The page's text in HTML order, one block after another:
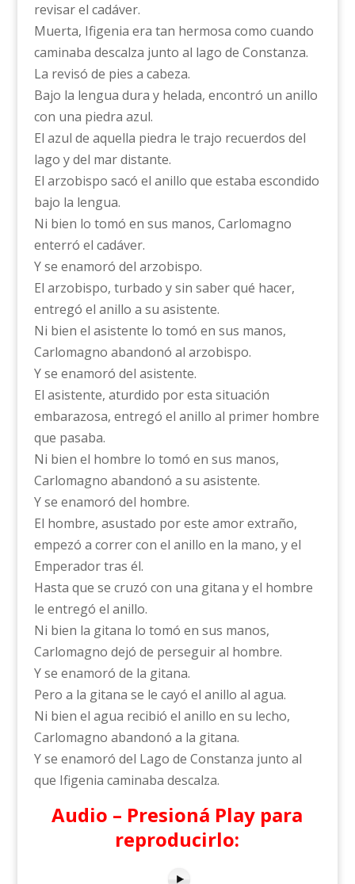
revisar el cadáver.
Muerta, Ifigenia era tan hermosa como cuando
caminaba descalza junto al lago de Constanza.
La revisó de pies a cabeza.
Bajo la lengua dura y helada, encontró un anillo
con una piedra azul.
El azul de aquella piedra le trajo recuerdos del
lago y del mar distante.
El arzobispo sacó el anillo que estaba escondido
bajo la lengua.
Ni bien lo tomó en sus manos, Carlomagno
enterró el cadáver.
Y se enamoró del arzobispo.
El arzobispo, turbado y sin saber qué hacer,
entregó el anillo a su asistente.
Ni bien el asistente lo tomó en sus manos,
Carlomagno abandonó al arzobispo.
Y se enamoró del asistente.
El asistente, aturdido por esta situación
embarazosa, entregó el anillo al primer hombre
que pasaba.
Ni bien el hombre lo tomó en sus manos,
Carlomagno abandonó a su asistente.
Y se enamoró del hombre.
El hombre, asustado por este amor extraño,
empezó a correr con el anillo en la mano, y el
Emperador tras él.
Hasta que se cruzó con una gitana y el hombre
le entregó el anillo.
Ni bien la gitana lo tomó en sus manos,
Carlomagno dejó de perseguir al hombre.
Y se enamoró de la gitana.
Pero a la gitana se le cayó el anillo al agua.
Ni bien el agua recibió el anillo en su lecho,
Carlomagno abandonó a la gitana.
Y se enamoró del Lago de Constanza junto al
que Ifigenia caminaba descalza.
Audio – Presioná Play para
reproducirlo: